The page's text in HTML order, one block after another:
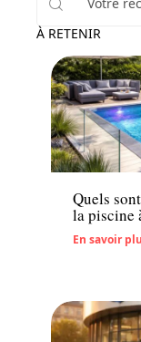
À RETENIR
Enfant
Quels
la piscine
En savoir